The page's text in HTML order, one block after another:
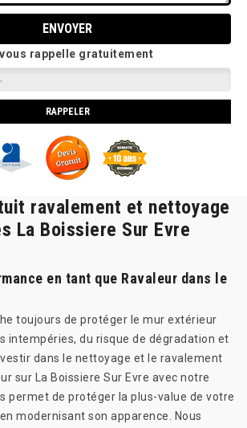
vous rappelle gratuitement
ravalement et nettoyage
La Boissiere Sur Evre
en tant que Ravaleur dans le
toujours de protéger le mur extérieur
intempéries, du risque de dégradation et
dans le nettoyage et le ravalement
sur La Boissiere Sur Evre avec notre
permet de protéger la plus-value de votre
modernisant son apparence. Nous